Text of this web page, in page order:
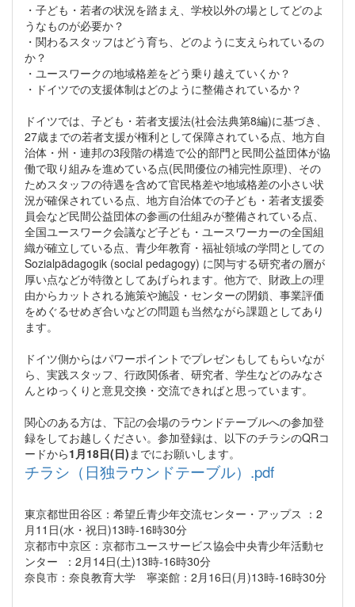
・子ども・若者の状況を踏まえ、学校以外の場としてどのよ
うなものが必要か？
・関わるスタッフはどう育ち、どのように支えられているの
か？
・ユースワークの地域格差をどう乗り越えていくか？
・ドイツでの支援体制はどのように整備されているか？
ドイツでは、子ども・若者支援法(社会法典第8編)に基づき、
27歳までの若者支援が権利として保障されている点、地方自
治体・州・連邦の3段階の構造で公的部門と民間公益団体が協
働で取り組みを進めている点(民間優位の補完性原理)、その
ためスタッフの待遇を含めて官民格差や地域格差の小さい状
況が確保されている点、地方自治体での子ども・若者支援委
員会など民間公益団体の参画の仕組みが整備されている点、
全国ユースワーク会議など子ども・ユースワーカーの全国組
織が確立している点、青少年教育・福祉領域の学問としての
Sozialpädagogik (social pedagogy) に関与する研究者の層が
厚い点などが特徴としてあげられます。他方で、財政上の理
由からカットされる施策や施設・センターの閉鎖、事業評価
をめぐるせめぎ合いなどの問題も当然ながら課題としてあり
ます。
ドイツ側からはパワーポイントでプレゼンもしてもらいなが
ら、実践スタッフ、行政関係者、研究者、学生などのみなさ
んとゆっくりと意見交換・交流できればと思っています。
関心のある方は、下記の会場のラウンドテーブルへの参加登
録をしてお越しください。参加登録は、以下のチラシのQRコ
ードから1月18日(日) までにお願いします。
チラシ（日独ラウンドテーブル）.pdf
東京都世田谷区：希望丘青少年交流センター・アップス ：2
月11日(水・祝日)13時-16時30分
京都市中京区：京都市ユースサービス協会中央青少年活動セ
ンター ：2月14日(土)13時-16時30分
奈良市：奈良教育大学 寧楽館：2月16日(月)13時-16時30分